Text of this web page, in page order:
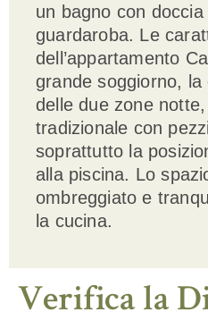
un bagno con
guardaroba. Le
dell’appartamento
grande soggiorno,
delle due zone notte,
tradizionale con
soprattutto la
alla piscina. Lo
ombreggiato e
la cucina.
VerificalaD